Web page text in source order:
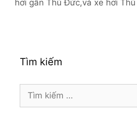
hơi gần Thủ Đức,vá xe hơi
Tìm kiếm
Tìm
kiếm